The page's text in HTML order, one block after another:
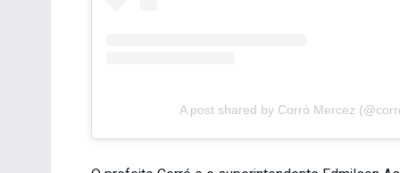
A post shared by Corró Mercez